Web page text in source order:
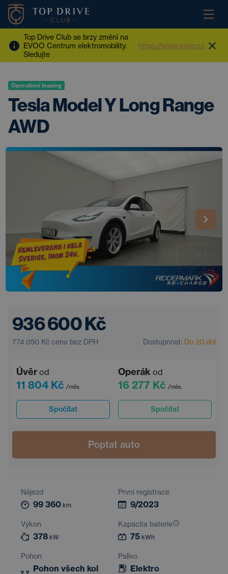
Top Drive Club se brzy změní na
EVOO Centrum elektromobility.
Sledujte
https://www.evoo.cz
Operativní leasing
Tesla Model Y Long Range
AWD
936 600 Kč
774 050 Kč cena bez DPH Dostupnost: Do 20 dní
Úvěr od
11 804 Kč /měs.
Spočítat
Operák od
16 277 Kč /měs.
Spočítat
Poptat auto
Nájezd
99 360 km
První registrace
9/2023
Výkon
378 kW
Kapacita baterie
75 kWh
Pohon
Pohon všech kol
Palivo
Elektro